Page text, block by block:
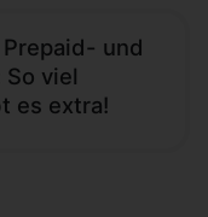
und
viel
es extra!